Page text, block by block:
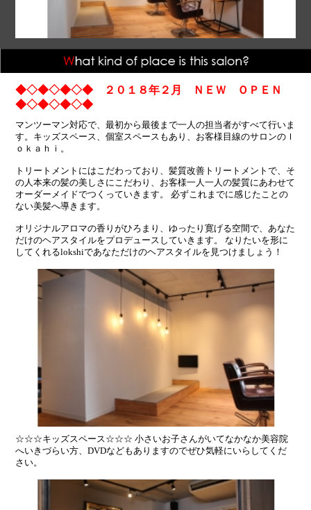
◆◇◆◇◆◇◆ ２０１８年２月 ＮＥＷ ＯＰＥＮ
◆◇◆◇◆◇◆
マンツーマン対応で、最初から最後まで一人の担当者がすべて行いま
す。キッズスペース、個室スペースもあり、お客様目線のサロンのｌ
ｏｋａｈｉ。
トリートメントにはこだわっており、髪質改善トリートメントで、そ
の人本来の髪の美しさにこだわり、お客様一人一人の髪質にあわせて
オーダーメイドでつくっていきます。 必ずこれまでに感じたことの
ない美髪へ導きます。
オリジナルアロマの香りがひろまり、ゆったり寛げる空間で、あなた
だけのヘアスタイルをプロデュースしていきます。 なりたいを形に
してくれるlokshiであなただけのヘアスタイルを見つけましょう！
☆☆☆キッズスペース☆☆☆ 小さいお子さんがいてなかなか美容院
へいきづらい方、DVDなどもありますのでぜひ気軽にいらしてくだ
さい。